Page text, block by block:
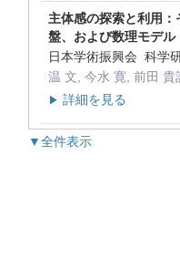
主体感の探索と利用
盤、および数理モデル
日本学術振興会 科学
温 文, 今水 寛, 前田 貴
▶ 詳細を見る
▼全件表示